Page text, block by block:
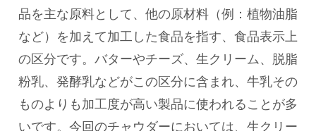
品を主な原料として、他の原材料（例：植物油脂
など）を加えて加工した食品を指す、食品表示上
の区分です。バターやチーズ、生クリーム、脱脂
粉乳、発酵乳などがこの区分に含まれ、牛乳その
ものよりも加工度が高い製品に使われることが多
いです。今回のチャウダーにおいては、生クリー